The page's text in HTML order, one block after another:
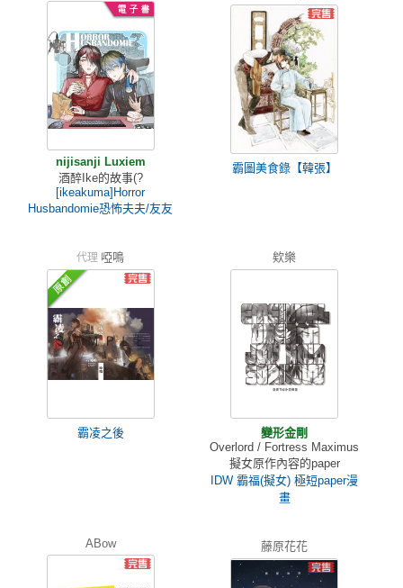
nijisanji Luxiem
酒醉Ike的故事(?
[ikeakuma]Horror
Husbandomie恐怖夫夫/友友
霸圖美食錄【韓張】
代理 啞鳴
霸凌之後
欸樂
變形金剛
Overlord / Fortress Maximus
擬女原作內容的paper
IDW 霸福(擬女) 極短paper漫
畫
ABow 藤原花花